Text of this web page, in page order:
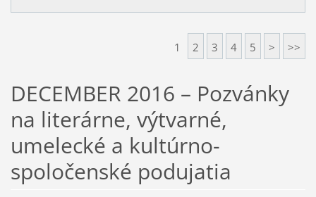
1 2 3 4 5 > >>
DECEMBER 2016 – Pozvánky
na literárne, výtvarné,
umelecké a kultúrno-
spoločenské podujatia